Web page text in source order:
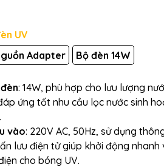
UV
Adapter Bộ đèn 14W
: 14W, phù hợp cho lưu lượng
ứng tốt nhu cầu lọc nước sinh
vào: 220V AC, 50Hz, sử dụng
lưu điện tử giúp khởi động nhanh
cho bóng UV.